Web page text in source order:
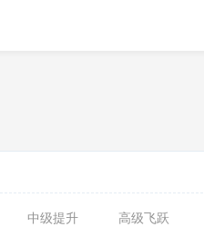
中级提升 高级飞跃